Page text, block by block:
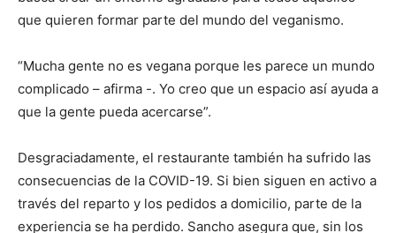
que quieren formar parte del mundo del veganismo.
“Mucha gente no es vegana porque les parece un mundo
complicado – afirma -. Yo creo que un espacio así ayuda a
que la gente pueda acercarse”.
Desgraciadamente, el restaurante también ha sufrido las
consecuencias de la COVID-19. Si bien siguen en activo a
través del reparto y los pedidos a domicilio, parte de la
experiencia se ha perdido. Sancho asegura que, sin los